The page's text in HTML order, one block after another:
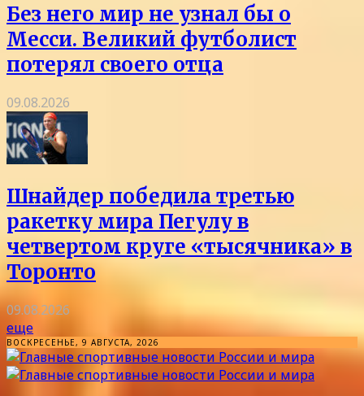
Без него мир не узнал бы о
Месси. Великий футболист
потерял своего отца
09.08.2026
Шнайдер победила третью
ракетку мира Пегулу в
четвертом круге «тысячника» в
Торонто
09.08.2026
еще
ВОСКРЕСЕНЬЕ, 9 АВГУСТА, 2026